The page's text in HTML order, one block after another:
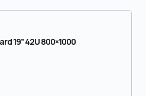
19” 42U 800×1000